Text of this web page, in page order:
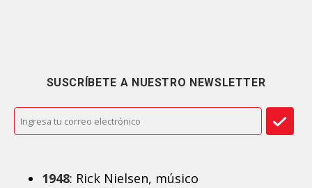
SUSCRÍBETE A NUESTRO NEWSLETTER
1948: Rick Nielsen, músico